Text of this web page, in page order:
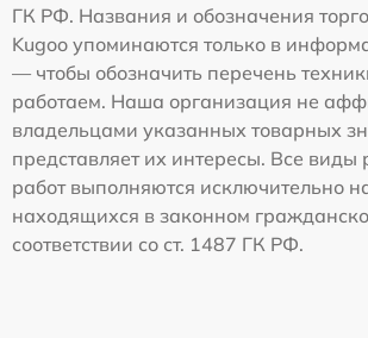
ГК РФ. Названия и обозначения
Kugoo упоминаются только в
— чтобы обозначить перечень
работаем. Наша организация не
владельцами указанных товарных
представляет их интересы. Все виды
работ выполняются исключительно
находящихся в законном
соответствии со ст. 1487 ГК РФ.